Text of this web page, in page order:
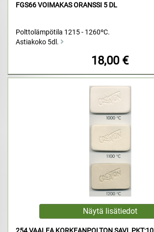
FGS66 VOIMAKAS ORANSSI 5 DL
Polttolämpötila 1215 - 1260ºC.
Astiakoko 5dl.
18,00 €